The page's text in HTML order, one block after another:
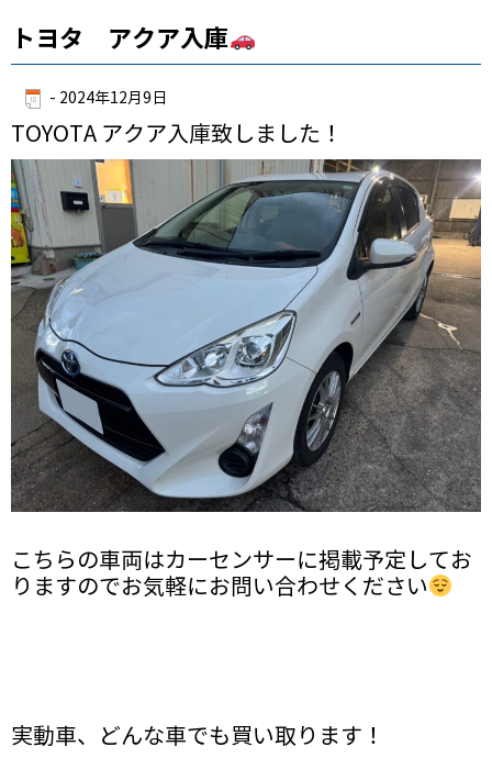
トヨタ アクア入庫
- 2024年12月9日
TOYOTA アクア入庫致しました！
こちらの車両はカーセンサーに掲載予定してお
りますのでお気軽にお問い合わせください
実動車、どんな車でも買い取ります！